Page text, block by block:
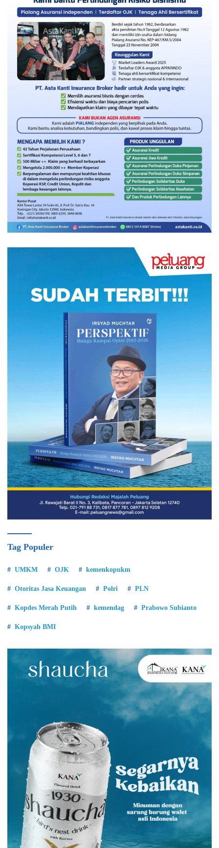
Tag Populer
UMKM OJK kemenkopukm
Otoritas Jasa Keuangan Polri PLN
Kopdes Merah Putih kemendag Prabowo Subianto
Kopsyah BMI